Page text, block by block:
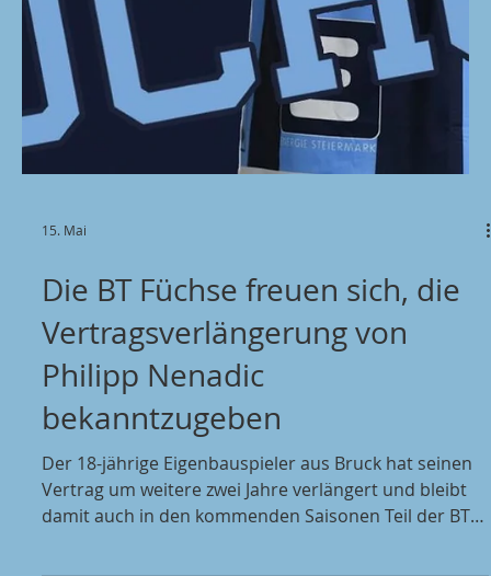
erhalten, sondern auch eine starke Persönlichkeit, die
sich in dieser Saison als einer der wichtigsten Akteure
unserer Mannschaft bewiesen hat. Tsakou überzeugt
Woche für Woche mit konstant starken Leistungen,
großem Einsatz und seiner kämpferischen Art. Sein
unbedingter Wille u